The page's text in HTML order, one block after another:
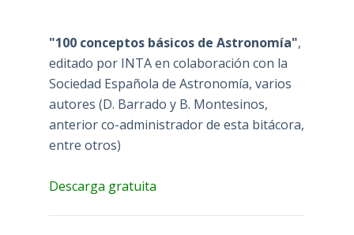
"100 conceptos básicos de Astronomía",
editado por INTA en colaboración con la
Sociedad Española de Astronomía, varios
autores (D. Barrado y B. Montesinos,
anterior co-administrador de esta bitácora,
entre otros)
Descarga gratuita